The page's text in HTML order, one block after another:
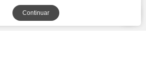
Continuar